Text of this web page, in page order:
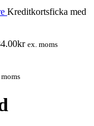
Kreditkortsficka med
kr ex. moms